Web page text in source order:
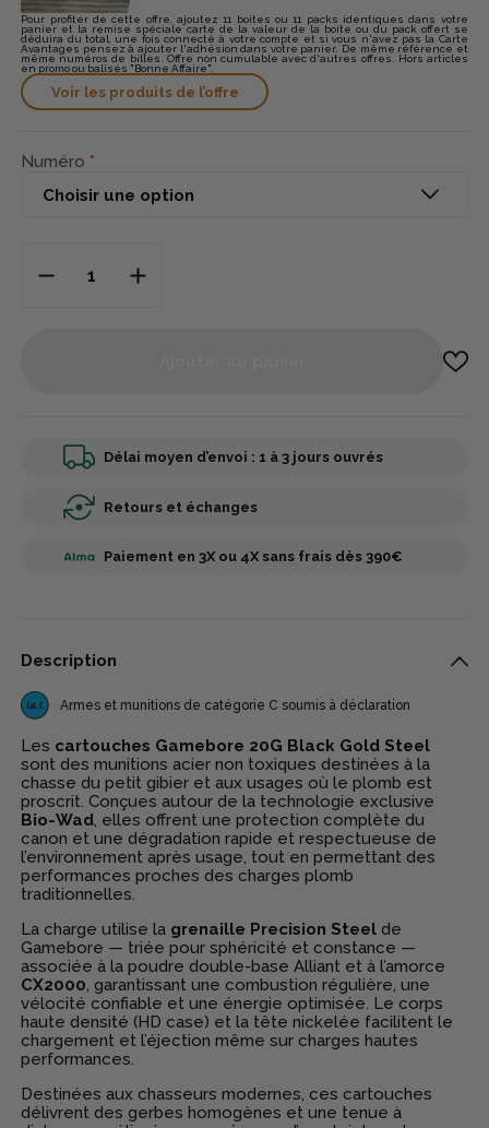
Pour profiter de cette offre, ajoutez 11 boites ou 11 packs identiques dans votre
panier et la remise spéciale carte de la valeur de la boite ou du pack offert se
déduira du total, une fois connecté à votre compte et si vous n'avez pas la Carte
Avantages pensez à ajouter l'adhésion dans votre panier. De même référence et
même numéros de billes. Offre non cumulable avec d'autres offres. Hors articles
en promo ou balisés "Bonne Affaire".
Voir les produits de l’offre
Numéro
Délai moyen d’envoi : 1 à 3 jours ouvrés
Retours et échanges
Paiement en 3X ou 4X sans frais dès 390€
Description
Armes et munitions de catégorie C soumis à déclaration
Les cartouches Gamebore 20G Black Gold Steel
sont des munitions acier non toxiques destinées à la
chasse du petit gibier et aux usages où le plomb est
proscrit. Conçues autour de la technologie exclusive
Bio-Wad, elles offrent une protection complète du
canon et une dégradation rapide et respectueuse de
l’environnement après usage, tout en permettant des
performances proches des charges plomb
traditionnelles.
La charge utilise la grenaille Precision Steel de
Gamebore — triée pour sphéricité et constance —
associée à la poudre double-base Alliant et à l’amorce
CX2000, garantissant une combustion régulière, une
vélocité confiable et une énergie optimisée. Le corps
haute densité (HD case) et la tête nickelée facilitent le
chargement et l’éjection même sur charges hautes
performances.
Destinées aux chasseurs modernes, ces cartouches
délivrent des gerbes homogènes et une tenue à